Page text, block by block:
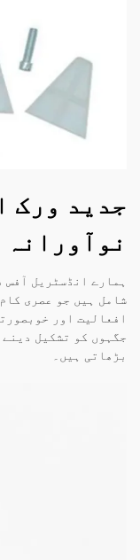
جدید ورک
ہمارے انڈسٹریل
شامل ہیں جو عصری
افعالیت اور
جگہوں کو تشکیل دینے
بڑھاتی ہیں۔